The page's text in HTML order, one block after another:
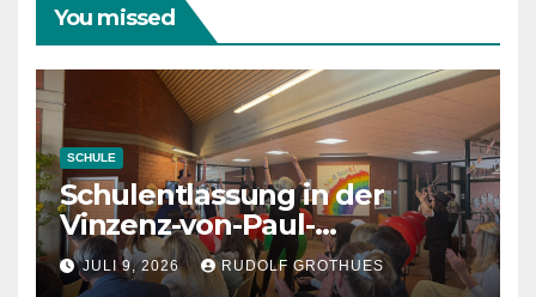
You missed
SCHULE
Schulentlassung in der
Vinzenz-von-Paul-
Schule 2026
JULI 9, 2026 RUDOLF GROTHUES